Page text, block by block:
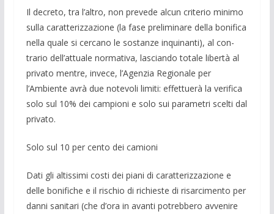
Il decreto, tra l’altro, non prevede alcun criterio minimo
sulla caratterizzazione (la fase preliminare della bonifica
nella quale si cercano le sostanze inquinanti), al con­
trario dell’attuale normativa, lasciando to­tale libertà al
privato mentre, invece, l’Agenzia Regionale per
l’Ambiente avrà due notevoli limiti: effettuerà la verifica
solo sul 10% dei campioni e solo sui para­metri scelti dal
privato.
Solo sul 10 per cento dei camioni
Dati gli altissimi costi dei piani di caratterizzazione e
delle bonifiche e il rischio di richieste di risar­cimento per
danni sanitari (che d’ora in avanti potrebbero avvenire